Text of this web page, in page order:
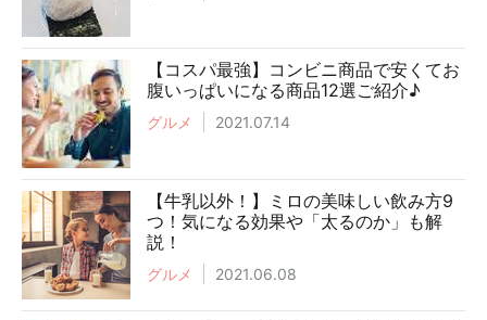
【コスパ最強】コンビニ商品で安くてお
腹いっぱいになる商品12選ご紹介♪
グルメ 2021.07.14
【牛乳以外！】ミロの美味しい飲み方9
つ！気になる効果や「太るのか」も解
説！
グルメ 2021.06.08